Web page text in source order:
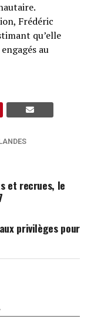
Frédéric
qu’elle
au
et recrues, le
privilèges pour